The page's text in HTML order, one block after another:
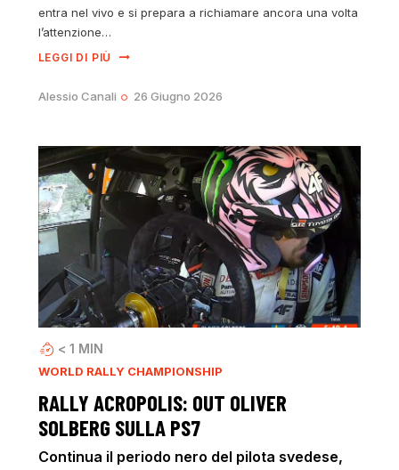
entra nel vivo e si prepara a richiamare ancora una volta
l’attenzione…
LEGGI DI PIÙ
Alessio Canali 26 Giugno 2026
< 1 MIN
WORLD RALLY CHAMPIONSHIP
RALLY ACROPOLIS: OUT OLIVER
SOLBERG SULLA PS7
Continua il periodo nero del pilota svedese,